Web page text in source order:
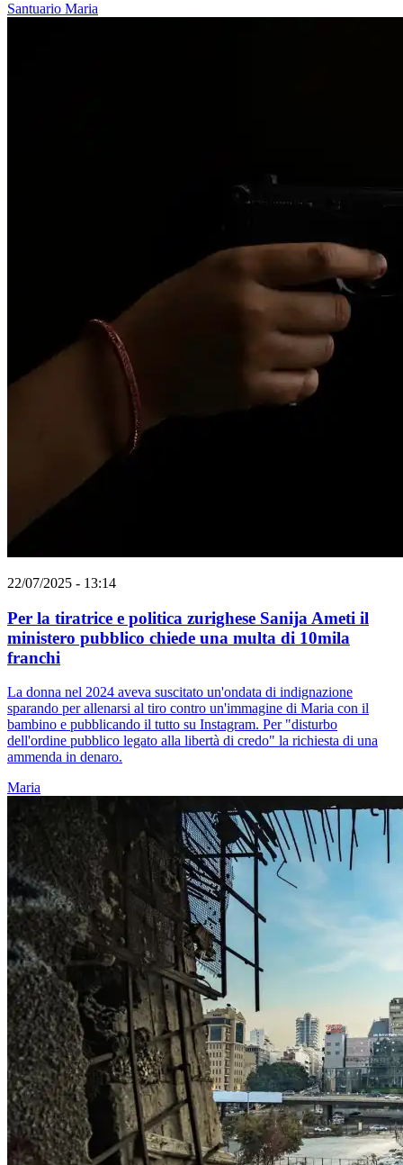
Santuario Maria
22/07/2025 - 13:14
Per la tiratrice e politica zurighese Sanija Ameti il
ministero pubblico chiede una multa di 10mila
franchi
La donna nel 2024 aveva suscitato un'ondata di indignazione
sparando per allenarsi al tiro contro un'immagine di Maria con il
bambino e pubblicando il tutto su Instagram. Per "disturbo
dell'ordine pubblico legato alla libertà di credo" la richiesta di una
ammenda in denaro.
Maria